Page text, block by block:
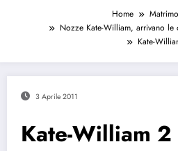
Home
Nozze Kate-William, arrivano
Kate-
3 Aprile 2011
Kate-William 2